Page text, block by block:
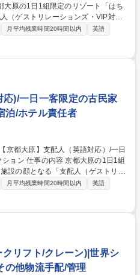
（ゲストリレーションズ・VIP対応
の最高水準のおもてなし全般をお任
）を活かした外国人ゲストへのきめ
食事提供時の上質な接客サービスと
ご要望やお困りごとに対する、柔軟
）、「はちかん」のブランド価値を
案。着物を着用しての業務となりま
（英語対応）/一日一客限定の古民家宿
月平均残業時間20時間以内
英語
応)/一日一客限定の古民家
泊/ホテル責任者
原の1日1組
設の顔となる「支配人（ゲストリレ
、富裕層や法人顧客への最高水準の
全般、語学力（英語等）を活かした
コミュニケーション、食事提供時の
様の滞在中のあらゆるご要望やお困
（コンシェルジュ機能）、「はちか
ービス改善や企画の立案。着物を着
クション
月平均残業時間20時間以内
英語
リフト/クレーン)|世界シ
の他物流手配/管理